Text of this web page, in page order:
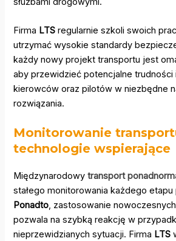
Firma LTS regularnie szkoli swoich
utrzymać wysokie standardy
każdy nowy projekt transportu jest
aby przewidzieć potencjalne
kierowców oraz pilotów w niezbędne
rozwiązania.
Monitorowanie
technologie wspierające
Międzynarodowytransport
stałego monitorowania każdego
Ponadto, zastosowanie
pozwala na szybką reakcję w
nieprzewidzianych sytuacji. Firma LTS